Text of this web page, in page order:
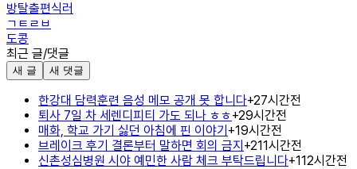
방탈출편식러
ㄱㅌㄹㅂ
도콩
최근 글/댓글
새 글 새 댓글
한강대 담력훈련 음성 메모 공개 못 합니다+27시간전
퇴사 7일 차 세렌디피티 가도 되나 ㅎㅎ+29시간전
매화, 학교 가기 싫던 아침에 핀 이야기+19시간전
브레이크 후기 결론부터 말하면 회의 금지+211시간전
신촌성심병원 시야 예민한 사람 체크 부탁드립니다+112시간전